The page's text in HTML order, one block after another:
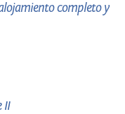
completo y
II